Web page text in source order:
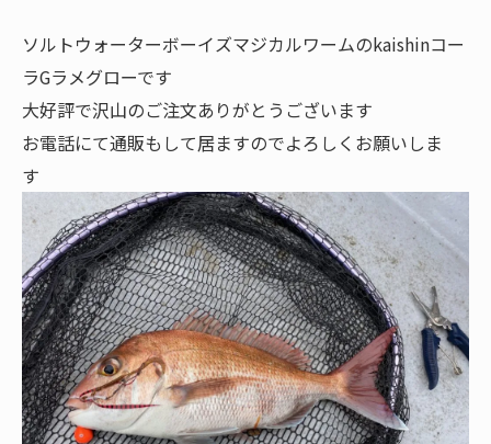
ソルトウォーターボーイズマジカルワームのkaishinコー
ラGラメグローです
大好評で沢山のご注文ありがとうございます
お電話にて通販もして居ますのでよろしくお願いしま
す